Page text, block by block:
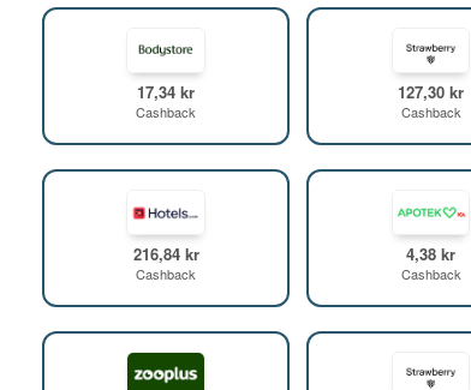
17,34 kr
Cashback
127,30 kr
Cashback
216,84 kr
Cashback
4,38 kr
Cashback